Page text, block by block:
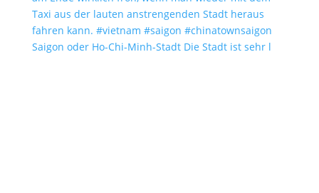
Saigon oder Ho-Chi-Minh-Stadt Die Stadt ist sehr l